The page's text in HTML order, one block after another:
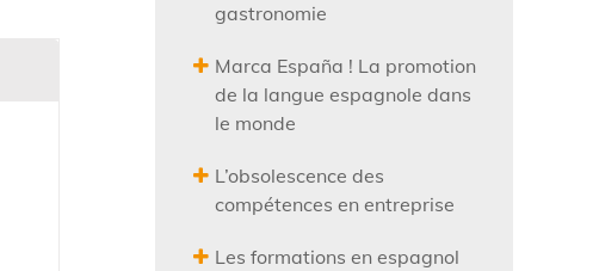
gastronomie
Marca España ! La promotion
de la langue espagnole dans
le monde
L’obsolescence des
compétences en entreprise
Les formations en espagnol